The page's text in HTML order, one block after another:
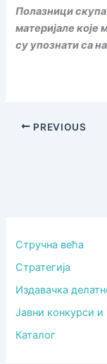
Полазници
материјале које
су упознати са
PREVIOUS
Стручна већа
Стратегија
Издавачка
Јавни конкурси и
Каталог